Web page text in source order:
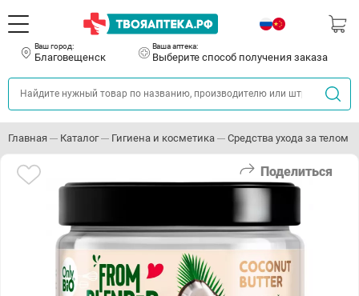
Ваш город:
Благовещенск
Ваша аптека:
Выберите способ получения заказа
Главная Каталог Гигиена и косметика Средства ухода за телом
Поделиться